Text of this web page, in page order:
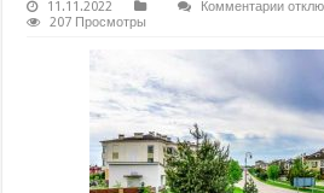
11.11.2022 Комментариик
207 Просмотры